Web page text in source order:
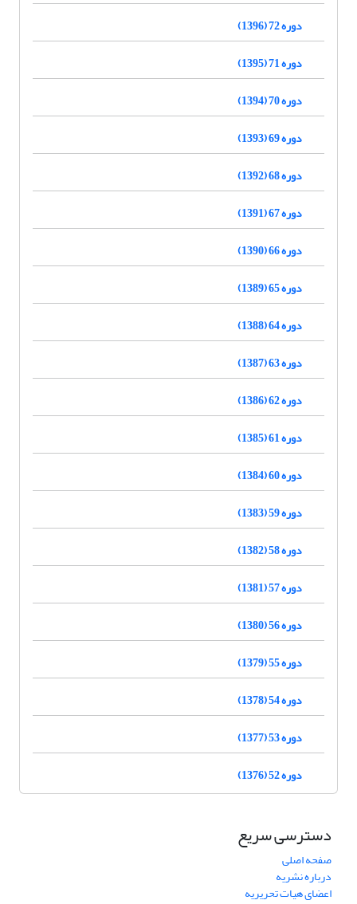
دوره 72 (1396)
دوره 71 (1395)
دوره 70 (1394)
دوره 69 (1393)
دوره 68 (1392)
دوره 67 (1391)
دوره 66 (1390)
دوره 65 (1389)
دوره 64 (1388)
دوره 63 (1387)
دوره 62 (1386)
دوره 61 (1385)
دوره 60 (1384)
دوره 59 (1383)
دوره 58 (1382)
دوره 57 (1381)
دوره 56 (1380)
دوره 55 (1379)
دوره 54 (1378)
دوره 53 (1377)
دوره 52 (1376)
دسترسی سریع
صفحه اصلی
درباره نشریه
اعضای هیات تحریریه